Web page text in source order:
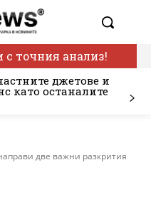
точния анализ!
джетове и
като останалите
две важни разкрития